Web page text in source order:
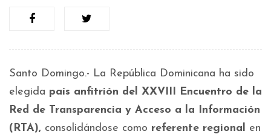
Santo Domingo.- La República Dominicana ha sido
elegida país anfitrión del XXVIII Encuentro de la
Red de Transparencia y Acceso a la Información
(RTA), consolidándose como referente regional en